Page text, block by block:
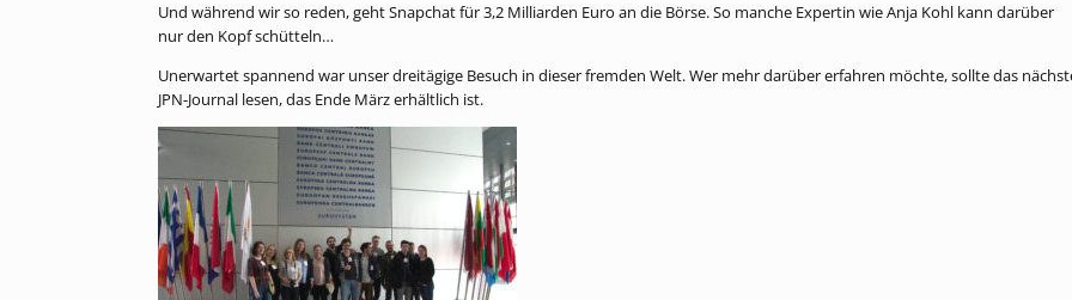
Und während wir so reden, geht Snapchat für 3,2 Milliarden Euro an die Börse. So manche Expertin wie Anja Kohl kann darüber
nur den Kopf schütteln…
Unerwartet spannend war unser dreitägige Besuch in dieser fremden Welt. Wer mehr darüber erfahren möchte, sollte das
JPN-Journal lesen, das Ende März erhältlich ist.